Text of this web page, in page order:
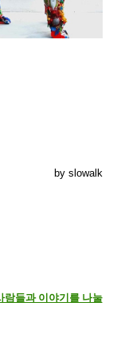
by slowalk
들과 이야기를 나눌